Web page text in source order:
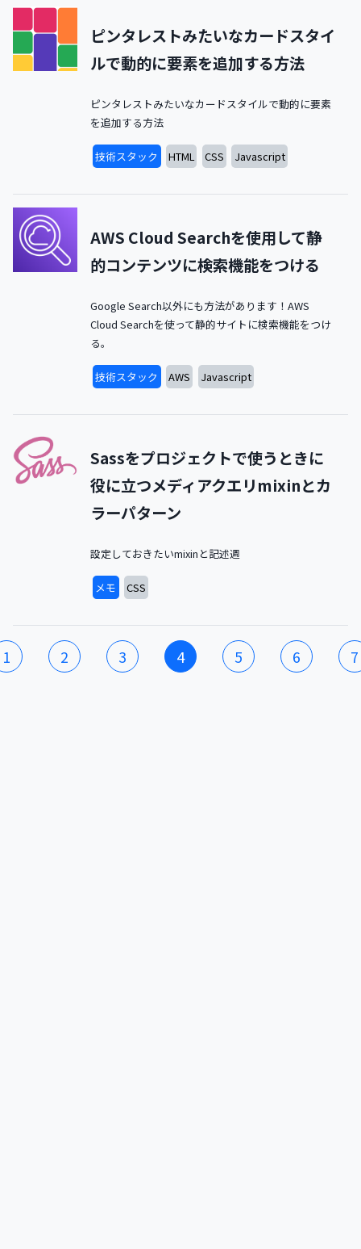
ピンタレストみたいなカードスタイ
ルで動的に要素を追加する方法
ピンタレストみたいなカードスタイルで動的に要素
を追加する方法
技術スタック HTML CSS Javascript
AWS Cloud Searchを使用して静
的コンテンツに検索機能をつける
Google Search以外にも方法があります！AWS
Cloud Searchを使って静的サイトに検索機能をつけ
る。
技術スタック AWS Javascript
Sassをプロジェクトで使うときに
役に立つメディアクエリmixinとカ
ラーパターン
設定しておきたいmixinと記述週
メモ CSS
1 2 3 4 5 6 7